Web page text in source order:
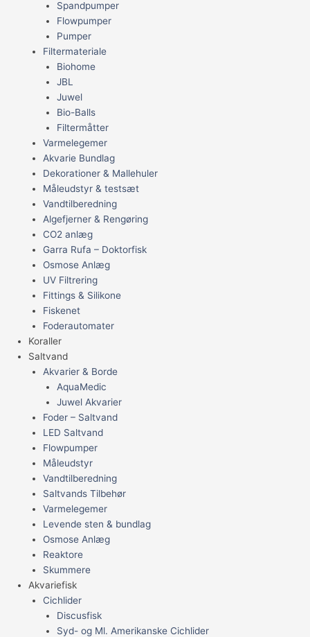
Spandpumper
Flowpumper
Pumper
Filtermateriale
Biohome
JBL
Juwel
Bio-Balls
Filtermåtter
Varmelegemer
Akvarie Bundlag
Dekorationer & Mallehuler
Måleudstyr & testsæt
Vandtilberedning
Algefjerner & Rengøring
CO2 anlæg
Garra Rufa – Doktorfisk
Osmose Anlæg
UV Filtrering
Fittings & Silikone
Fiskenet
Foderautomater
Koraller
Saltvand
Akvarier & Borde
AquaMedic
Juwel Akvarier
Foder – Saltvand
LED Saltvand
Flowpumper
Måleudstyr
Vandtilberedning
Saltvands Tilbehør
Varmelegemer
Levende sten & bundlag
Osmose Anlæg
Reaktore
Skummere
Akvariefisk
Cichlider
Discusfisk
Syd- og Ml. Amerikanske Cichlider